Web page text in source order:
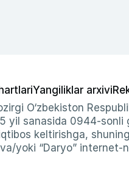
Yangiliklar arxivi
O‘zbekiston
yil sanasida 0944-
keltirishga,
yoki “Daryo” internet-